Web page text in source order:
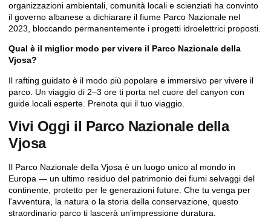
organizzazioni ambientali, comunità locali e scienziati ha convinto
il governo albanese a dichiarare il fiume Parco Nazionale nel
2023, bloccando permanentemente i progetti idroelettrici proposti.
Qual è il miglior modo per vivere il Parco Nazionale della
Vjosa?
Il rafting guidato è il modo più popolare e immersivo per vivere il
parco. Un viaggio di 2–3 ore ti porta nel cuore del canyon con
guide locali esperte. Prenota qui il tuo viaggio
Vivi Oggi il Parco Nazionale della
Vjosa
Il Parco Nazionale della Vjosa è un luogo unico al mondo in
Europa — un ultimo residuo del patrimonio dei fiumi selvaggi del
continente, protetto per le generazioni future. Che tu venga per
l'avventura, la natura o la storia della conservazione, questo
straordinario parco ti lascerà un'impressione duratura.